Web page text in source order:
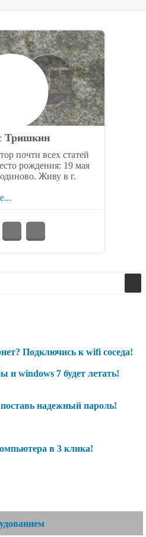
Тришкин
почти всех статей
рождения: 19 мая
Живу в г.
Подключись к wifi соседа!
и windows 7 будет летать!
надежный пароль!
в 3 клика!